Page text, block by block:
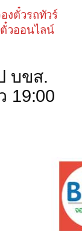
งตั๋วรถทัวร์
วออนไลน์
บขส.
19:00